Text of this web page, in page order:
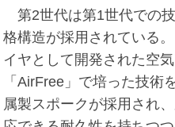
第2世代は第1世代での
格構造が採用されている
イヤとして開発された空
「AirFree」で培った技術
属製スポークが採用され